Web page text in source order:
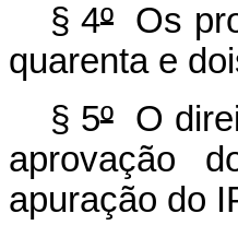
§ 4ºOs
quarenta e
§ 5ºO
aprovação
apuração do